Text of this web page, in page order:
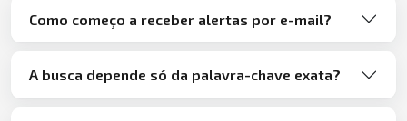
Como começo a receber alertas por e-mail?
A busca depende só da palavra-chave exata?